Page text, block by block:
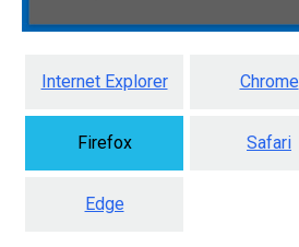
Internet Explorer Chrome
Firefox Safari
Edge